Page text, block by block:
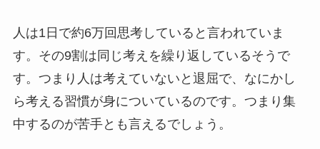
人は1日で約6万回思考していると言われていま
す。その9割は同じ考えを繰り返しているそうで
す。つまり人は考えていないと退屈で、なにかし
ら考える習慣が身についているのです。つまり集
中するのが苦手とも言えるでしょう。